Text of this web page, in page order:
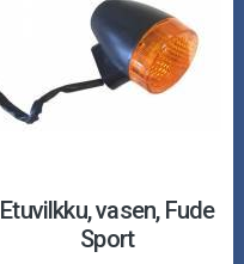
Etuvilkku, vasen, Fude
Sport